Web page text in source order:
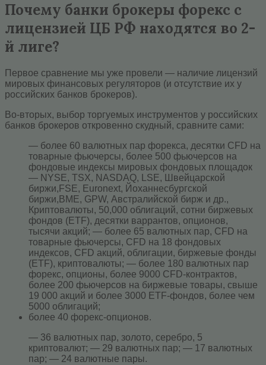
Почему банки брокеры форекс с
лицензией ЦБ РФ находятся во 2-
й лиге?
Первое сравнение мы уже провели — наличие лицензий
мировых финансовых регуляторов (и отсутствие их у
российских банков брокеров).
Во-вторых, выбор торгуемых инструментов у российских
банков брокеров откровенно скудный, сравните сами:
— более 60 валютных пар форекса, десятки CFD на
товарные фьючерсы, более 500 фьючерсов на
фондовые индексы мировых фондовых площадок
— NYSE, TSX, NASDAQ, LSE, Швейцарской
биржи,FSE, Euronext, Йоханнесбургской
биржи,BME, GPW, Австралийской бирж и др.,
Криптовалюты, 50,000 облигаций, сотни биржевых
фондов (ETF), десятки варрантов, опционов,
тысячи акций; — более 65 валютных пар, CFD на
товарные фьючерсы, CFD на 18 фондовых
индексов, CFD акций, облигации, биржевые фонды
(ETF), криптовалюты; — более 180 валютных пар
форекс, опционы, более 9000 CFD-контрактов,
более 200 фьючерсов на биржевые товары, свыше
19 000 акций и более 3000 ETF-фондов, более чем
5000 облигаций;
более 40 форекс-опционов.
— 36 валютных пар, золото, серебро, 5
криптовалют; — 29 валютных пар; — 17 валютных
пар; — 24 валютные пары.